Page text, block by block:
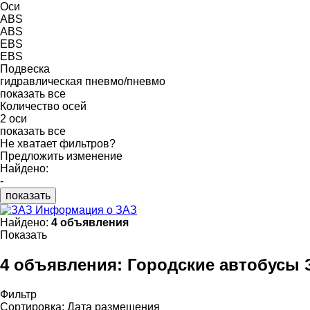
Оси
ABS
ABS
EBS
EBS
Подвеска
гидравлическая пневмо/пневмо
показать все
Количество осей
2 оси
показать все
Не хватает фильтров?
Предложить изменение
Найдено:
-
показать
Информация о ЗАЗ
Найдено: 4 объявления
Показать
4 объявления: Городские автобусы
Фильтр
Сортировка: Дата размещения